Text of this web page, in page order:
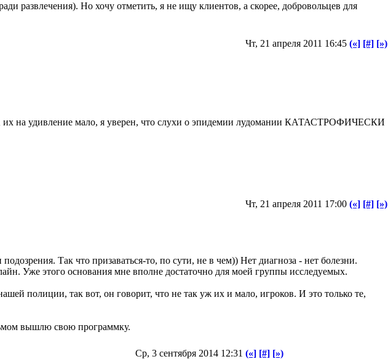
развлечения). Но хочу отметить, я не ищу клиентов, а скорее, добровольцев для
Чт, 21 апреля 2011 16:45 («] [#] [»)
их на удивление мало, я уверен, что слухи о эпидемии лудомании КАТАСТРОФИЧЕСКИ
Чт, 21 апреля 2011 17:00 («] [#] [»)
Так что призаваться-то, по сути, не в чем)) Нет диагноза - нет болезни.
Уже этого основания мне вполне достаточно для моей группы исследуемых.
полиции, так вот, он говорит, что не так уж их и мало, игроков. И это только те,
вышлю свою программку.
Ср, 3 сентября 2014 12:31 («] [#] [»)